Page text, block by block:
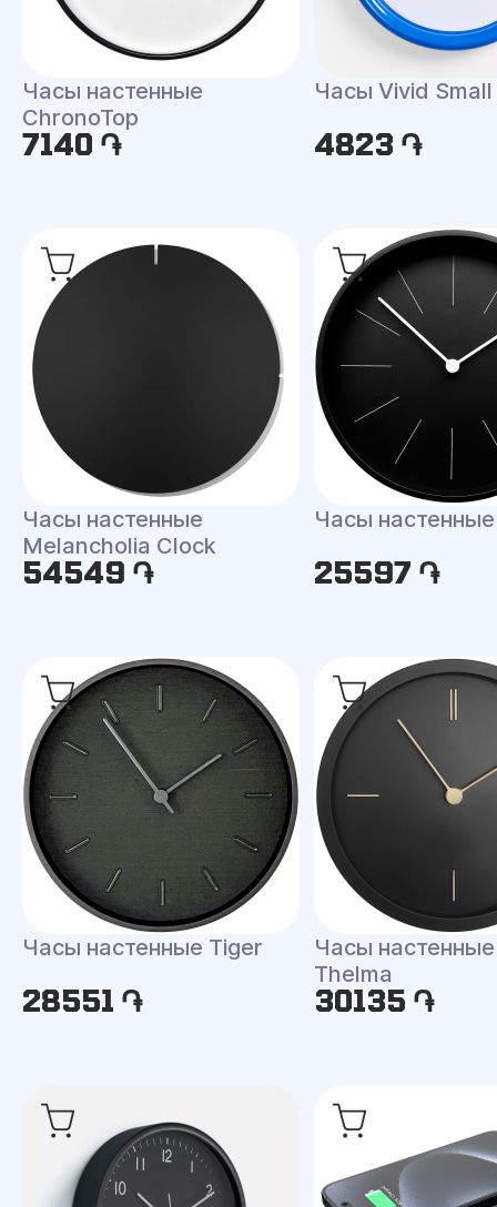
Часы настенные
ChronoTop
7140 ֏
Часы Vivid Small
4823 ֏
Часы настенные
Melancholia Clock
54549 ֏
Часы
25597 ֏
Часы настенные Tiger
28551 ֏
Часы
Thelma
30135 ֏